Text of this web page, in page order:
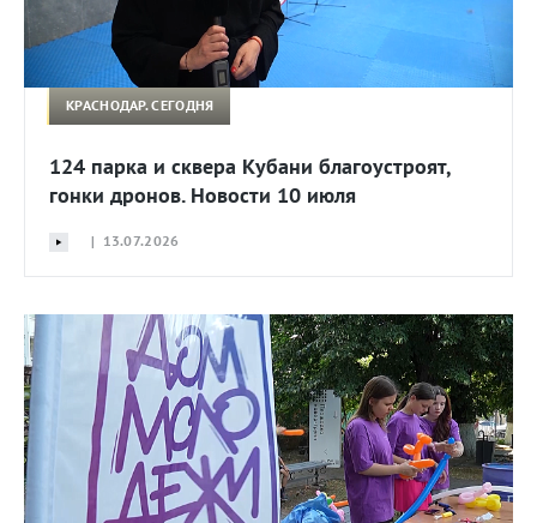
КРАСНОДАР. СЕГОДНЯ
124 парка и сквера Кубани благоустроят,
гонки дронов. Новости 10 июля
| 13.07.2026